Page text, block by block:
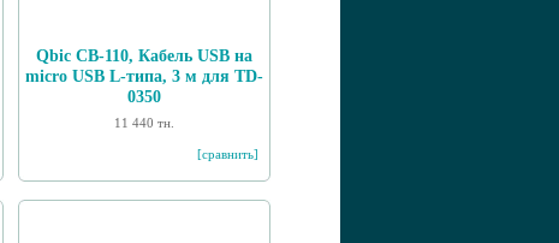
Qbic CB-110, Кабель USB на
micro USB L-типа, 3 м для TD-
0350
11 440 тн.
[сравнить]